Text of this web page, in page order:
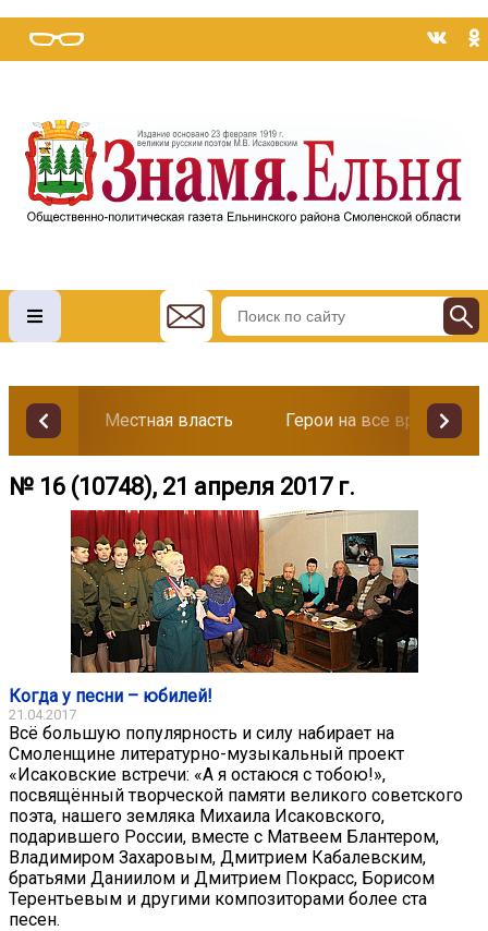
Местная власть Герои на все времена
№ 16 (10748), 21 апреля 2017 г.
Когда у песни – юбилей!
21.04.2017
Всё большую популярность и силу набирает на
Смоленщине литературно-музыкальный проект
«Исаковские встречи: «А я остаюся с тобою!»,
посвящённый творческой памяти великого советского
поэта, нашего земляка Михаила Исаковского,
подарившего России, вместе с Матвеем Блантером,
Владимиром Захаровым, Дмитрием Кабалевским,
братьями Даниилом и Дмитрием Покрасс, Борисом
Терентьевым и другими композиторами более ста
песен.